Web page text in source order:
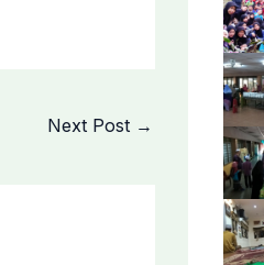
Next Post →